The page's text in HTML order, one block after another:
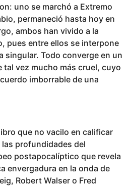
uno se marchó a Extremo
permaneció hasta hoy en
ambos han vivido a la
pues entre ellos se interpone
singular. Todo converge en un
tal vez mucho más cruel, cuyo
imborrable de una
que no vacilo en calificar
profundidades del
postapocalíptico que revela
envergadura en la onda de
Robert Walser o Fred